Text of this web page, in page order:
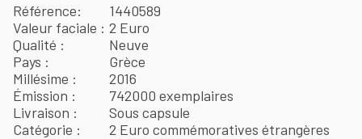
Référence
1440589
Valeur faciale
2 Euro
Qualité
Neuve
Pays
Grèce
Millésime
2016
Émission
742000 exemplaires
Livraison
Sous capsule
Catégorie
2 Euro commémoratives étrangères